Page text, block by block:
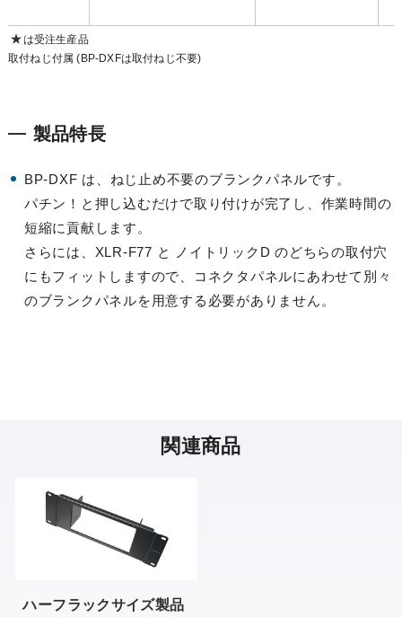
★は受注生産品
取付ねじ付属 (BP-DXFは取付ねじ不要)
製品特長
BP-DXF は、ねじ止め不要のブランクパネルです。
パチン！と押し込むだけで取り付けが完了し、作業時間の
短縮に貢献します。
さらには、XLR-F77 と ノイトリックD のどちらの取付穴
にもフィットしますので、コネクタパネルにあわせて別々
のブランクパネルを用意する必要がありません。
関連商品
ハーフラックサイズ製品